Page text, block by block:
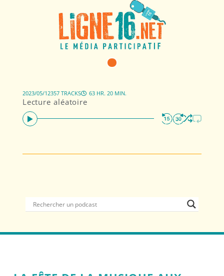
Lecture aléatoire
2023/05/12357 TRACKS 63 HR. 20 MIN.